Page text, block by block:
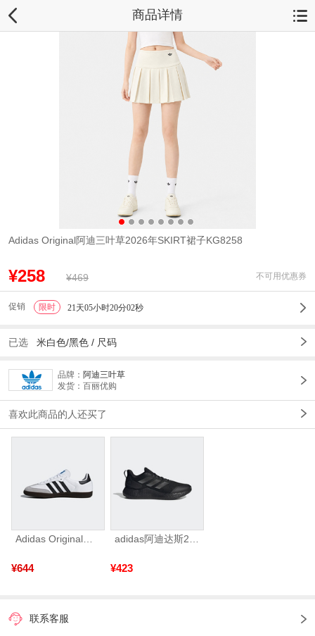
商品详情
Adidas Original阿迪三叶草2026年SKIRT裙子KG8258
¥258 ¥469 不可用优惠券
促销 限时 21天05小时20分01秒
已选 米白色/黑色 / 尺码
品牌： 阿迪三叶草
发货：百丽优购
喜欢此商品的人还买了
Adidas Original阿迪三叶草2026年SAMBA OG运动休闲鞋B75806
¥644
adidas阿迪达斯2025中性edge gamedaySPW FTW-跑步GW2499
¥423
联系客服